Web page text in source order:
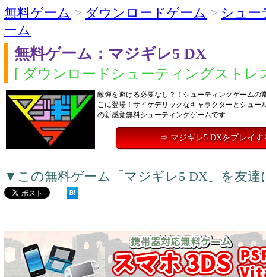
無料ゲーム > ダウンロードゲーム > シュー
ーム
無料ゲーム：マジギレ5 DX
[ ダウンロードシューティングストレ
敵弾を避ける必要なし？！シューティングゲームの
こに登場！サイケデリックなキャラクターとシュー
の新感覚無料シューティングゲームです
⇒ マジギレ5 DXをプレイす
▼この無料ゲーム「マジギレ5 DX」を友